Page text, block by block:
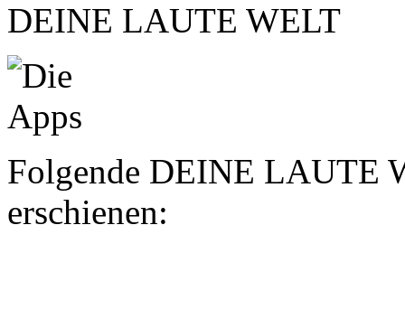
DEINE LAUTE WELT
Folgende DEINE LAUTE
erschienen: